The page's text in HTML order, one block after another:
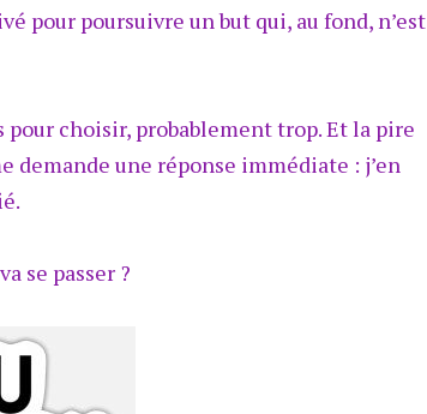
pour poursuivre un but qui, au fond, n’est
choisir, probablement trop. Et la pire
demande une réponse immédiate : j’en
se passer ?